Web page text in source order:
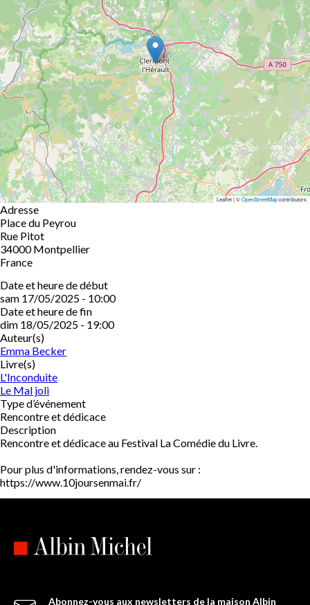
Leaflet | ©OpenStreetMapcontributors
Adresse
Place du Peyrou
Rue Pitot
34000 Montpellier
France
Date et heure de début
sam 17/05/2025 - 10:00
Date et heure de fin
dim 18/05/2025 - 19:00
Auteur(s)
Emma Becker
Livre(s)
L'Inconduite
Le Mal joli
Type d’événement
Rencontre et dédicace
Description
Rencontre et dédicace au Festival La Comédie du Livre.
Pour plus d'informations, rendez-vous sur :
https://www.10joursenmai.fr/
Abonnez-vous aux newsletters de la maison Albin